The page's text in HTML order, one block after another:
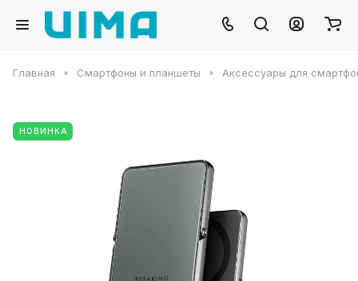
Главная Смартфоны и планшеты Аксессуары для
НОВИНКА